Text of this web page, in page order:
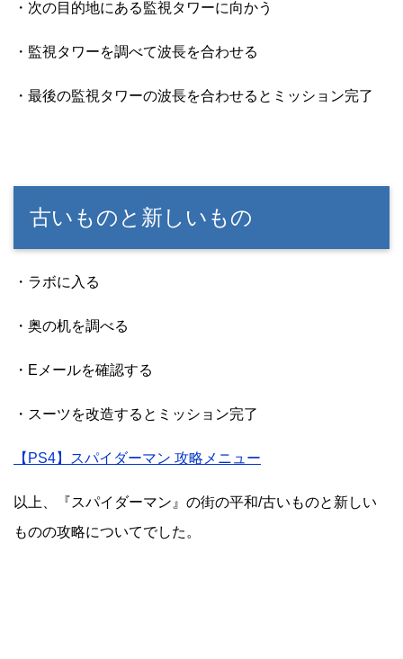
・次の目的地にある監視タワーに向かう
・監視タワーを調べて波長を合わせる
・最後の監視タワーの波長を合わせるとミッション完了
古いものと新しいもの
・ラボに入る
・奥の机を調べる
・Eメールを確認する
・スーツを改造するとミッション完了
【PS4】スパイダーマン 攻略メニュー
以上、『スパイダーマン』の街の平和/古いものと新しい
ものの攻略についてでした。